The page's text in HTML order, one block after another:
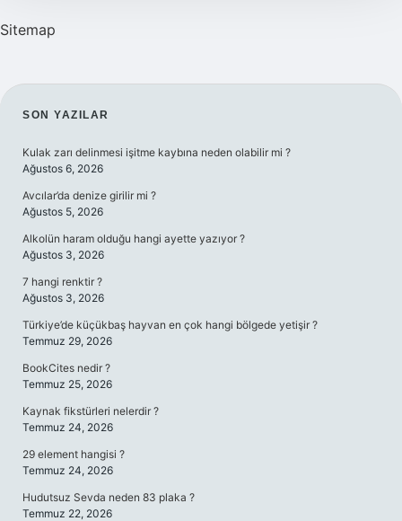
Sitemap
SIDEBAR
SON YAZILAR
Kulak zarı delinmesi işitme kaybına neden olabilir mi ?
Ağustos 6, 2026
Avcılar’da denize girilir mi ?
Ağustos 5, 2026
Alkolün haram olduğu hangi ayette yazıyor ?
Ağustos 3, 2026
7 hangi renktir ?
Ağustos 3, 2026
Türkiye’de küçükbaş hayvan en çok hangi bölgede yetişir ?
Temmuz 29, 2026
BookCites nedir ?
Temmuz 25, 2026
Kaynak fikstürleri nelerdir ?
Temmuz 24, 2026
29 element hangisi ?
Temmuz 24, 2026
Hudutsuz Sevda neden 83 plaka ?
Temmuz 22, 2026